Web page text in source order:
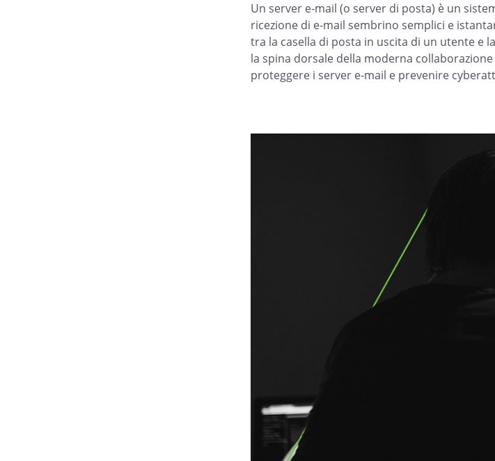
Un server e-mail (o server di posta) è un
ricezione di e-mail sembrino semplici e
tra la casella di posta in uscita di un utente e
la spina dorsale della moderna
proteggere i server e-mail e prevenire